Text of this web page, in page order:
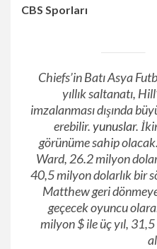
CBS Sporları
Chiefs’in Batı Asya
yıllık saltanatı,
imzalanması dışında
erebilir.yunuslar.
görünüme sahip
Ward, 26.2 milyon
40,5 milyon dolarlık bir
Matthew geri
geçecek oyuncu
milyon $ ile üç yıl,